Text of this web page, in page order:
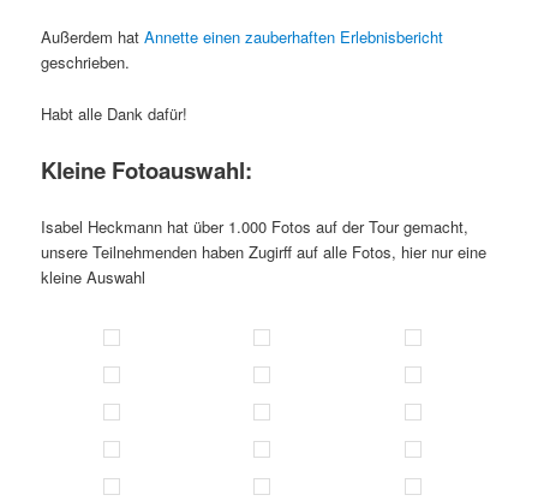
Außerdem hatAnnette einen zauberhaften Erlebnisbericht
geschrieben.
Habt alle Dank dafür!
Kleine Fotoauswahl:
Isabel Heckmann hat über 1.000 Fotos auf der Tour gemacht,
unsere Teilnehmenden haben Zugirff auf alle Fotos, hier nur eine
kleine Auswahl